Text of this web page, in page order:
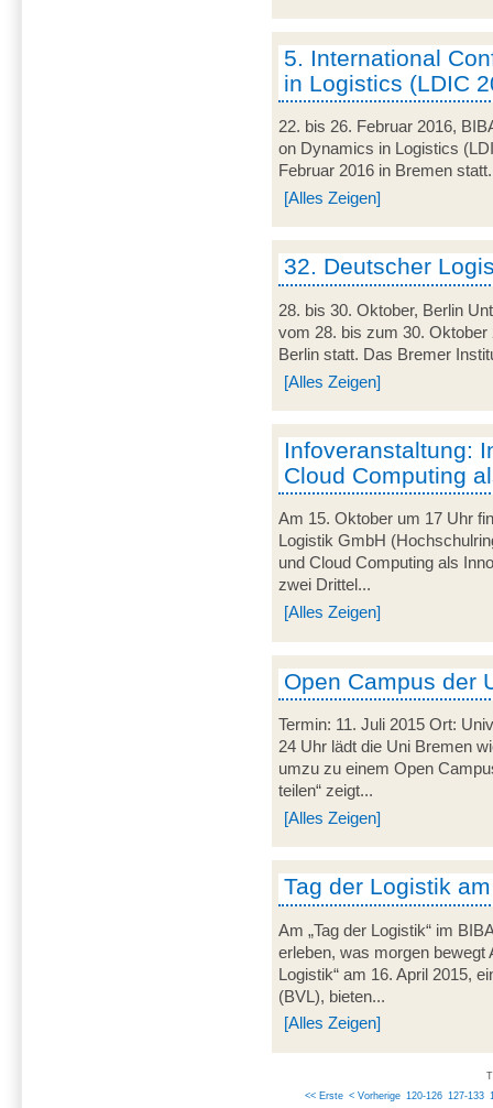
5. International
in Logistics (LDIC
22. bis 26. Februar 2016,
on Dynamics in Logistics
Februar 2016 in Bremen
[Alles Zeigen]
32. Deutscher
28. bis 30. Oktober, Berlin
vom 28. bis zum 30.
Berlin statt. Das Bremer
[Alles Zeigen]
Infoveranstaltung:
Cloud Computing
Am 15. Oktober um 17 Uhr
Logistik GmbH
und Cloud Computing als
zwei Drittel...
[Alles Zeigen]
Open Campus der
Termin: 11. Juli 2015 Ort:
24 Uhr lädt die Uni Bremen
umzu zu einem Open
teilen“ zeigt...
[Alles Zeigen]
Tag der Logistik
Am „Tag der Logistik“ im
erleben, was morgen bewegt
Logistik“ am 16. April 2015,
(BVL), bieten...
[Alles Zeigen]
<< Erste < Vorherige 120-126 127-133